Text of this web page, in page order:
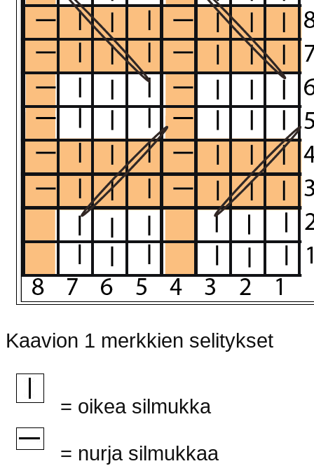
Kaavion 1 merkkien selitykset
= oikea silmukka
= nurja silmukkaa